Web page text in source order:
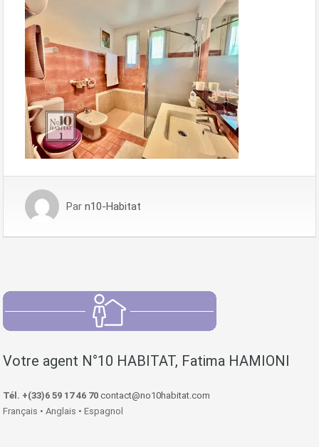
Par n10-Habitat
Votre agent N°10 HABITAT, Fatima HAMIONI
Tél. +(33)6 59 17 46 70 contact@no10habitat.com
Français • Anglais • Espagnol